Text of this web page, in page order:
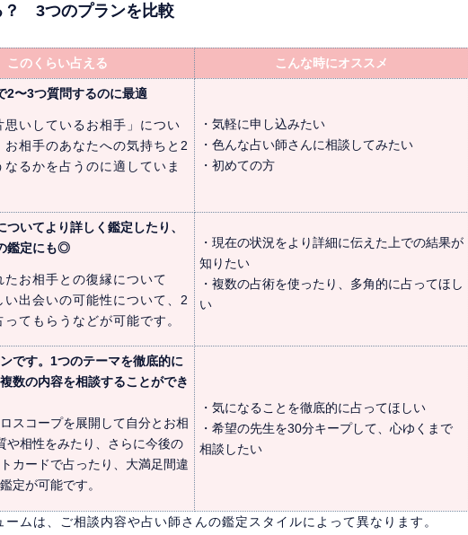
？ 3つのプランを比較
このくらい占える こんな時にオススメ
2〜3つ質問するのに最適
思いしているお相手」につい
お相手のあなたへの気持ちと2
なるかを占うのに適していま
・気軽に申し込みたい
・色んな占い師さんに相談してみたい
・初めての方
ついてより詳しく鑑定したり、
鑑定にも◎
たお相手との復縁について
い出会いの可能性について、2
てもらうなどが可能です。
・現在の状況をより詳細に伝えた上での結果が
知りたい
・複数の占術を使ったり、多角的に占ってほし
い
です。1つのテーマを徹底的に
数の内容を相談することができ
スコープを展開して自分とお相
や相性をみたり、さらに今後の
カードで占ったり、大満足間違
定が可能です。
・気になることを徹底的に占ってほしい
・希望の先生を30分キープして、心ゆくまで
相談したい
ムは、ご相談内容や占い師さんの鑑定スタイルによって異なります。